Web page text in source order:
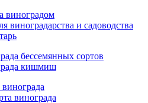
виноградом
виноградарства и садоводства
бессемянных сортов
кишмиш
винограда